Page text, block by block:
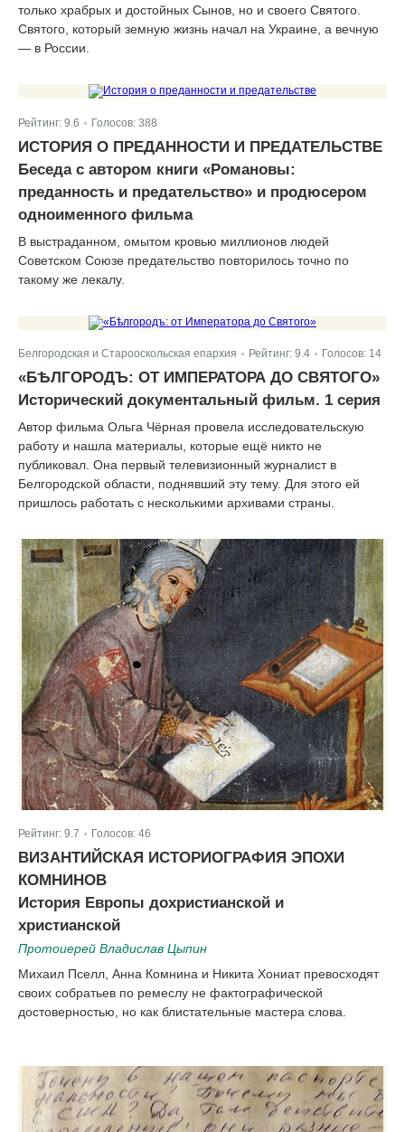
только храбрых и достойных Сынов, но и своего Святого.
Святого, который земную жизнь начал на Украине, а вечную
— в России.
Рейтинг: 9.6 Голосов: 388
ИСТОРИЯ О ПРЕДАННОСТИ И ПРЕДАТЕЛЬСТВЕ
Беседа с автором книги «Романовы:
преданность и предательство» и продюсером
одноименного фильма
В выстраданном, омытом кровью миллионов людей
Советском Союзе предательство повторилось точно по
такому же лекалу.
Белгородская и Старооскольская епархия | Рейтинг: 9.4 Голосов: 14
«БѢЛГОРОДЪ: ОТ ИМПЕРАТОРА ДО СВЯТОГО»
Исторический документальный фильм. 1 серия
Автор фильма Ольга Чёрная провела исследовательскую
работу и нашла материалы, которые ещё никто не
публиковал. Она первый телевизионный журналист в
Белгородской области, поднявший эту тему. Для этого ей
пришлось работать с несколькими архивами страны.
Рейтинг: 9.7 Голосов: 46
ВИЗАНТИЙСКАЯ ИСТОРИОГРАФИЯ ЭПОХИ
КОМНИНОВ
История Европы дохристианской и
христианской
Протоиерей Владислав Цыпин
Михаил Пселл, Анна Комнина и Никита Хониат превосходят
своих собратьев по ремеслу не фактографической
достоверностью, но как блистательные мастера слова.